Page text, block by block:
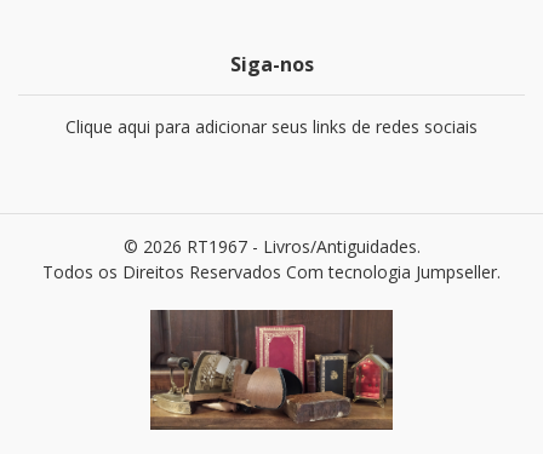
Siga-nos
Clique aqui para adicionar seus links de redes sociais
© 2026 RT1967 - Livros/Antiguidades.
Todos os Direitos Reservados Com tecnologia Jumpseller.